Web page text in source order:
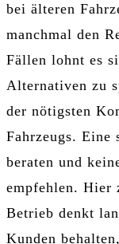
bei älteren
manchmal den
Fällen lohnt es
Alternativen zu
der nötigsten
Fahrzeugs.
beraten und
empfehlen. Hier
Betrieb denkt
Kunden